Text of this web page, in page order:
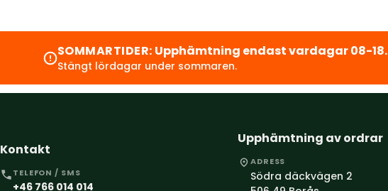
SOMMARTIDER: Upphämtning endast vardagar 08-18.
Stängt lördagar under sommaren.
Kontakt
TELEFON / SMS
+46 766 014 014
Upphämtning av ordrar
ADRESS
Södra däckvägen 2